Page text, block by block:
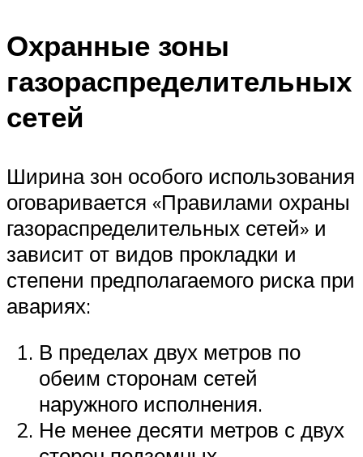
Охранные зоны
газораспределительных
сетей
Ширина зон особого использования
оговаривается «Правилами охраны
газораспределительных сетей» и
зависит от видов прокладки и
степени предполагаемого риска при
авариях:
В пределах двух метров по
обеим сторонам сетей
наружного исполнения.
Не менее десяти метров с двух